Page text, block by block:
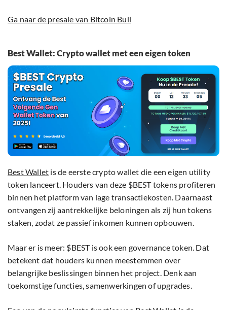
Ga naar de presale van Bitcoin Bull
Best Wallet: Crypto wallet met een eigen token
Best Wallet is de eerste crypto wallet die een eigen utility
token lanceert. Houders van deze $BEST tokens profiteren
binnen het platform van lage transactiekosten. Daarnaast
ontvangen zij aantrekkelijke beloningen als zij hun tokens
staken, zodat ze passief inkomen kunnen opbouwen.
Maar er is meer: $BEST is ook een governance token. Dat
betekent dat houders kunnen meestemmen over
belangrijke beslissingen binnen het project. Denk aan
toekomstige functies, samenwerkingen of upgrades.